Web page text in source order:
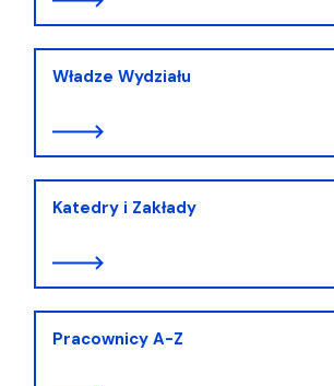
Władze Wydziału
Katedry i Zakłady
Pracownicy A-Z